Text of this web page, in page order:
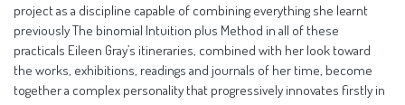
project as a discipline capable of combining everything she learnt
previously The binomial Intuition plus Method in all of these
practicals Eileen Gray’s itineraries, combined with her look toward
the works, exhibitions, readings and journals of her time, become
together a complex personality that progressively innovates firstly in